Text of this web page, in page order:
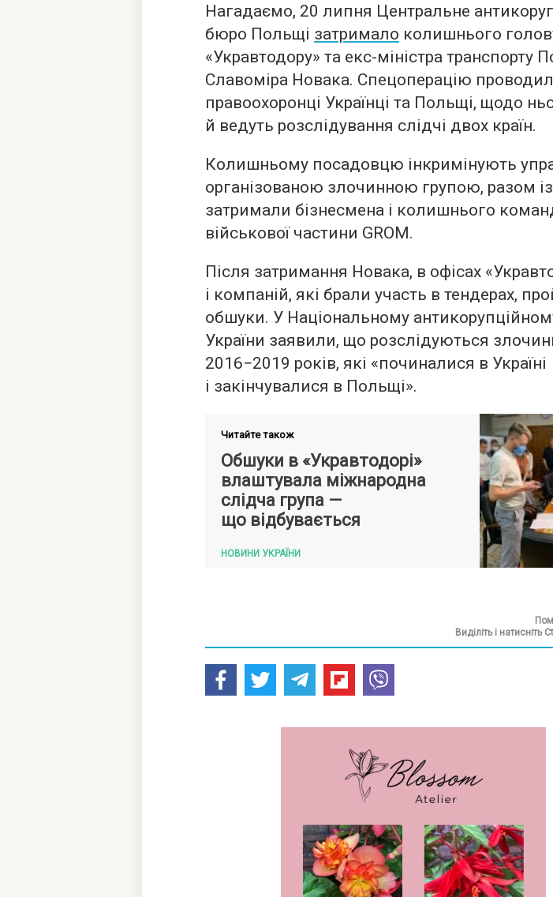
Нагадаємо, 20 липня Центральне
бюро Польщі затримало колишнього
«Укравтодору» та екс-міністра транспорту
Славоміра Новака. Спецоперацію
правоохоронці Українці та Польщі, щодо
й ведуть розслідування слідчі двох країн.
Колишньому посадовцю інкримінують
організованою злочинною групою, разом
затримали бізнесмена і колишнього
військової частини GROM.
Після затримання Новака, в офісах
і компаній, які брали участь в тендерах,
обшуки. У Національному
України заявили, що розслідуються
2016−2019 років, які «починалися в Україні
і закінчувалися в Польщі».
Читайте також
Обшуки в «Укравтодорі»
влаштувала міжнародна
слідча група —
що відбувається
НОВИНИ УКРАЇНИ
Виділіть і натисніть